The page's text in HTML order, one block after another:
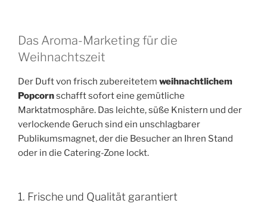
Das Aroma-Marketing für die
Weihnachtszeit
Der Duft von frisch zubereitetem weihnachtlichem
Popcornschafft sofort eine gemütliche
Marktatmosphäre. Das leichte, süße Knistern und der
verlockende Geruch sind ein unschlagbarer
Publikumsmagnet, der die Besucher an Ihren Stand
oder in die Catering-Zone lockt.
1. Frische und Qualität garantiert